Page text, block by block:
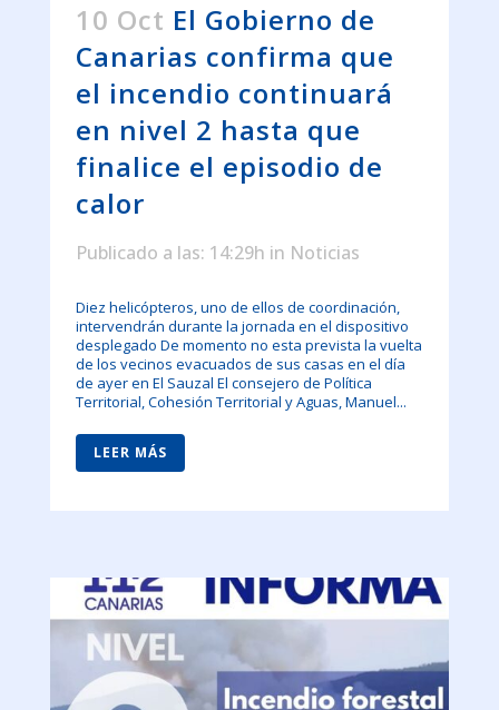
10 Oct El Gobierno de
Canarias confirma que
el incendio continuará
en nivel 2 hasta que
finalice el episodio de
calor
Publicado a las: 14:29h in Noticias
Diez helicópteros, uno de ellos de coordinación,
intervendrán durante la jornada en el dispositivo
desplegado De momento no esta prevista la vuelta
de los vecinos evacuados de sus casas en el día
de ayer en El Sauzal El consejero de Política
Territorial, Cohesión Territorial y Aguas, Manuel...
LEER MÁS